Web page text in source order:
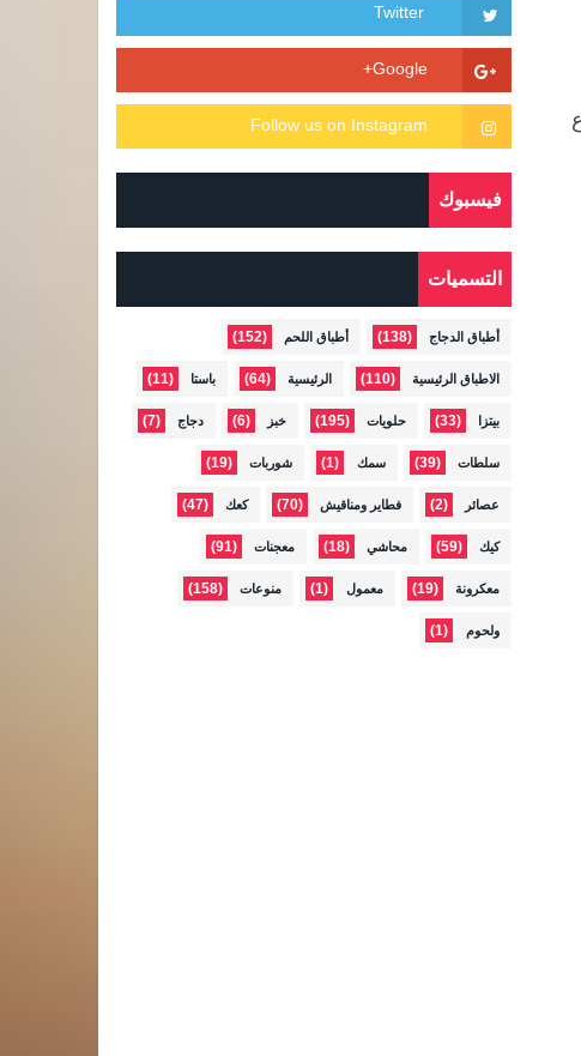
فيسبوك
التسميات
أطباق الدجاج (138) أطباق اللحم (152)
الاطباق الرئيسية (110) الرئيسية (64) باستا (11)
بيتزا (33) حلويات (195) خبز (6) دجاج (7)
سلطات (39) سمك (1) شوربات (19)
عصائر (2) فطاير ومناقيش (70) كعك (47)
كيك (59) محاشي (18) معجنات (91)
معكرونة (19) معمول (1) منوعات (158)
ولحوم (1)